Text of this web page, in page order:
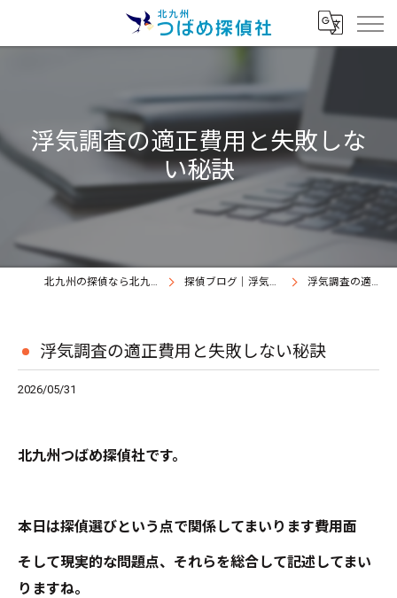
浮気調査の適正費用と失敗しな
い秘訣
北九州の探偵なら北九州つばめ探偵社｜証拠満載提出継続中 探偵ブログ｜浮気調査北九州、北九州つばめ探偵社 浮気調査の適正費用と失敗しない秘訣
浮気調査の適正費用と失敗しない秘訣
2026/05/31
北九州つばめ探偵社です。
本日は探偵選びという点で関係してまいります費用面
そして現実的な問題点、それらを総合して記述してまい
りますね。